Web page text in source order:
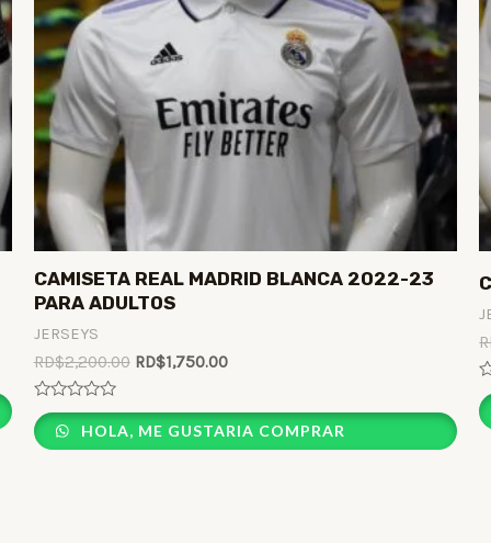
CAMISETA REAL MADRID BLANCA 2022-23
PARA ADULTOS
JERSEYS
RD$2,200.00 RD$1,750.00
Rated
0
out
HOLA, ME GUSTARIA COMPRAR
0